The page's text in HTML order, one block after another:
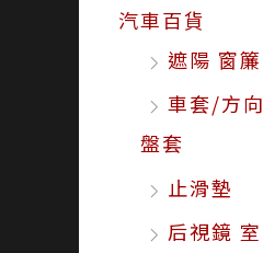
汽車百貨
遮陽 窗簾
車套/方向
盤套
止滑墊
后視鏡 室